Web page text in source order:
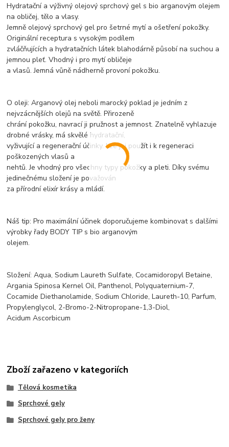
Hydratační a výživný olejový sprchový gel s bio arganovým olejem
na obličej, tělo a vlasy.
Jemně olejový sprchový gel pro šetrné mytí a ošetření pokožky.
Originální receptura s vysokým podílem
zvláčňujících a hydratačních látek blahodárně působí na suchou a
jemnou pleť. Vhodný i pro mytí obličeje
a vlasů. Jemná vůně nádherně provoní pokožku.
O oleji: Arganový olej neboli marocký poklad je jedním z
nejvzácnějších olejů na světě. Přirozeně
chrání pokožku, navrací ji pružnost a jemnost. Znatelně vyhlazuje
drobné vrásky, má skvělé hydratační,
vyživující a regenerační účinky. Lze jej použít i k regeneraci
poškozených vlasů a
nehtů. Je vhodný pro všechny typy pokožky a pleti. Díky svému
jedinečnému složení je považován
za přírodní elixír krásy a mládí.
Náš tip: Pro maximální účinek doporučujeme kombinovat s dalšími
výrobky řady BODY TIP s bio arganovým
olejem.
Složení: Aqua, Sodium Laureth Sulfate, Cocamidoropyl Betaine,
Argania Spinosa Kernel Oil, Panthenol, Polyquaternium-7,
Cocamide Diethanolamide, Sodium Chloride, Laureth-10, Parfum,
Propylenglycol, 2-Bromo-2-Nitropropane-1,3-Diol,
Acidum Ascorbicum
Zboží zařazeno v kategoriích
Tělová kosmetika
Sprchové gely
Sprchové gely pro ženy